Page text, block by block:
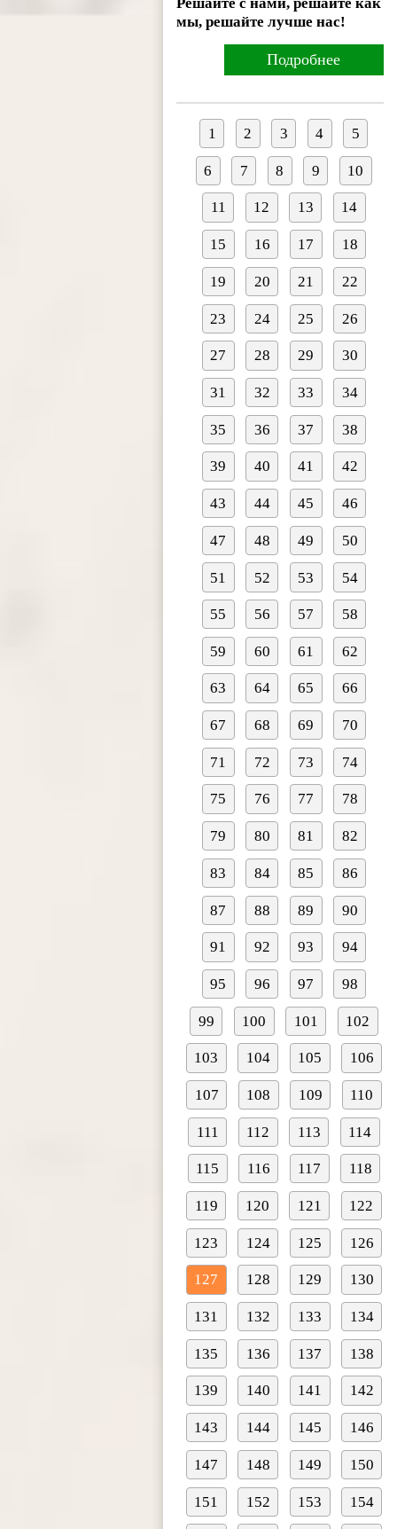
мы, решайте лучше нас!
Подробнее
1 2 3 4 5
6 7 8 9 10
11 12 13 14
15 16 17 18
19 20 21 22
23 24 25 26
27 28 29 30
31 32 33 34
35 36 37 38
39 40 41 42
43 44 45 46
47 48 49 50
51 52 53 54
55 56 57 58
59 60 61 62
63 64 65 66
67 68 69 70
71 72 73 74
75 76 77 78
79 80 81 82
83 84 85 86
87 88 89 90
91 92 93 94
95 96 97 98
99 100 101 102
103 104 105 106
107 108 109 110
111 112 113 114
115 116 117 118
119 120 121 122
123 124 125 126
127 128 129 130
131 132 133 134
135 136 137 138
139 140 141 142
143 144 145 146
147 148 149 150
151 152 153 154